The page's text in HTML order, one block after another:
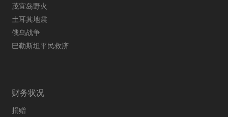
茂宜岛野火
土耳其地震
俄乌战争
巴勒斯坦平民救济
财务状况
捐赠